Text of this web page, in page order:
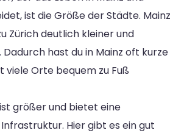
ist die Größe der Städte. Mainz
Zürich deutlich kleiner und
hast du in Mainz oft kurze
viele Orte bequem zu Fuß
größer und bietet eine
Hier gibt es ein gut